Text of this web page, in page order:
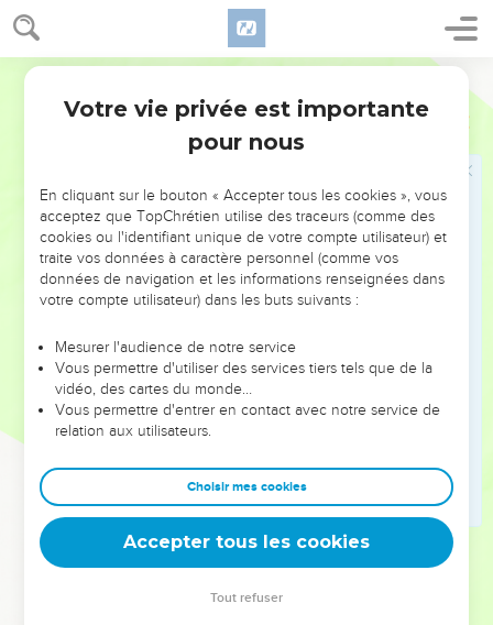
8
tranquille.
49 Pendant qu’il parlait encore, quelqu’un vint de chez le
chef de la synagogue et lui dit : — Ta fille vient de mourir,
inutile de déranger le Maître.
suffit de croire et ta fille sera sauvée.
Une fois arrivé à la maison, il ne laissa entrer personne
avec lui, sauf Pierre, Jean et Jacques, ainsi que le père et la
mère de l’enfant.
Tout le monde pleurait et se lamentait à haute voix. Alors,
il leur dit : — Cessez de vous lamenter : la fillette n’est pas
Mais ils se moquèrent de lui. Ils savaient bien qu’elle était
morte.
Après les avoir chassés, Jésus prit la fillette par la main et
l’appela à haute voix : — Mon enfant, lève-toi !
Elle revint à la vie et se leva aussitôt. Alors, Jésus
commanda de lui donner à manger.
Les parents de la jeune fille furent bouleversés. Jésus leur
recommanda de ne dire à personne ce qui s’était passé.
Votre vie privée est importante
pour nous
En cliquant sur le bouton « Accepter tous les cookies », vous
acceptez que TopChrétien utilise des traceurs (comme des
cookies ou l'identifiant unique de votre compte utilisateur) et
traite vos données à caractère personnel (comme vos
données de navigation et les informations renseignées dans
votre compte utilisateur) dans les buts suivants :
Mesurer l'audience de notre service
Vous permettre d'utiliser des services tiers tels que de la
vidéo, des cartes du monde…
Vous permettre d'entrer en contact avec notre service de
relation aux utilisateurs.
Choisir mes cookies
Accepter tous les cookies
Tout refuser